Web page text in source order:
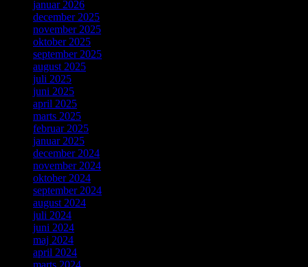
januar 2026
december 2025
november 2025
oktober 2025
september 2025
august 2025
juli 2025
juni 2025
april 2025
marts 2025
februar 2025
januar 2025
december 2024
november 2024
oktober 2024
september 2024
august 2024
juli 2024
juni 2024
maj 2024
april 2024
marts 2024